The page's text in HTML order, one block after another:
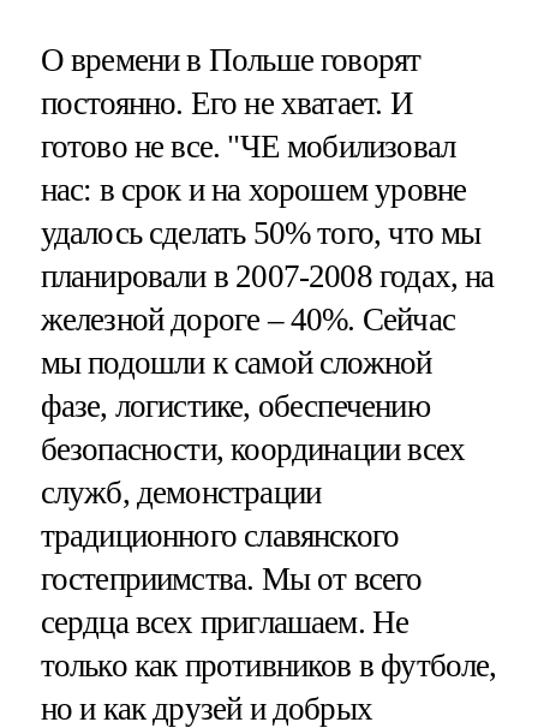
О времени в Польше говорят
постоянно. Его не хватает. И
готово не все. "ЧЕ мобилизовал
нас: в срок и на хорошем уровне
удалось сделать 50% того, что мы
планировали в 2007-2008 годах, на
железной дороге – 40%. Сейчас
мы подошли к самой сложной
фазе, логистике, обеспечению
безопасности, координации всех
служб, демонстрации
традиционного славянского
гостеприимства. Мы от всего
сердца всех приглашаем. Не
только как противников в футболе,
но и как друзей и добрых